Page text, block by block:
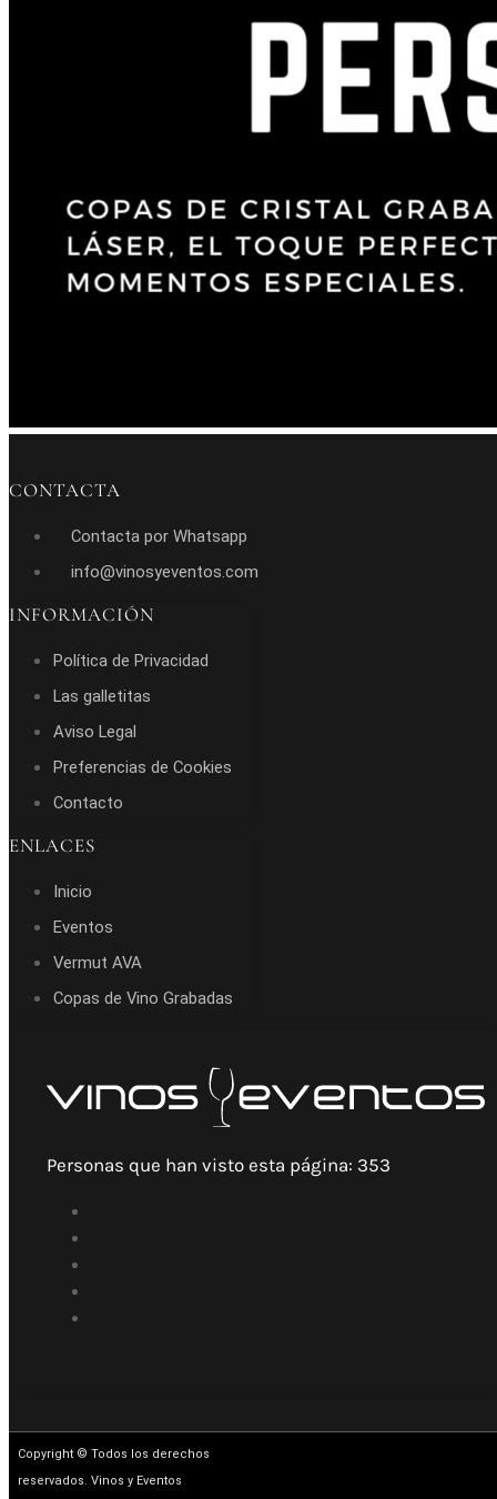
CONTACTA
Contacta por Whatsapp
info@vinosyeventos.com
INFORMACIÓN
Política de Privacidad
Las galletitas
Aviso Legal
Preferencias de Cookies
Contacto
ENLACES
Inicio
Eventos
Vermut AVA
Copas de Vino Grabadas
Personas que han visto esta página: 353
Copyright © Todos los derechos
reservados. Vinos y Eventos